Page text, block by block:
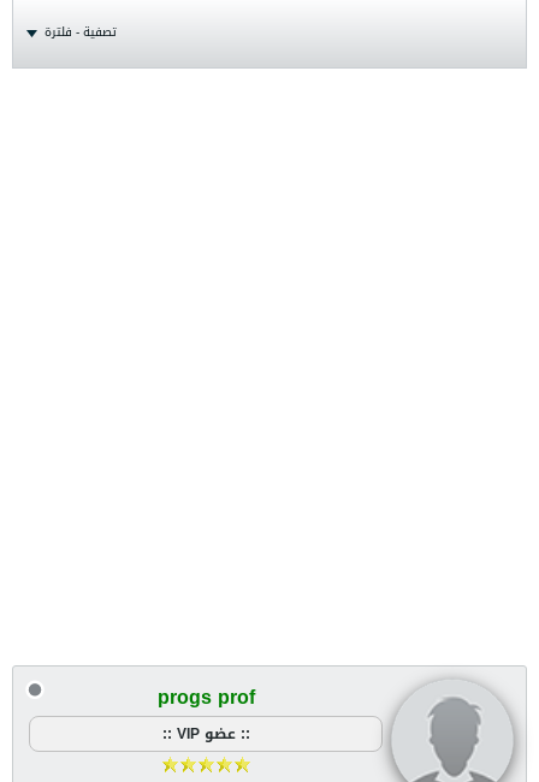
تصفية - فلترة
progs prof
:: عضو VIP ::